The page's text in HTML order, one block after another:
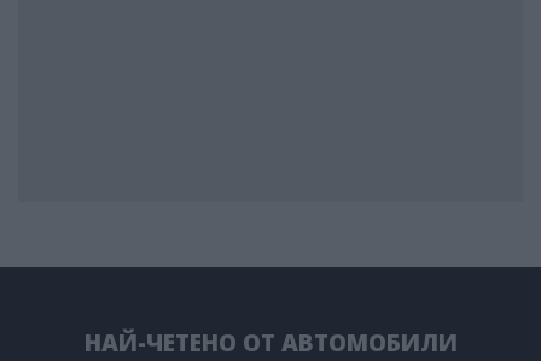
НАЙ-ЧЕТЕНО ОТ АВТОМОБИЛИ